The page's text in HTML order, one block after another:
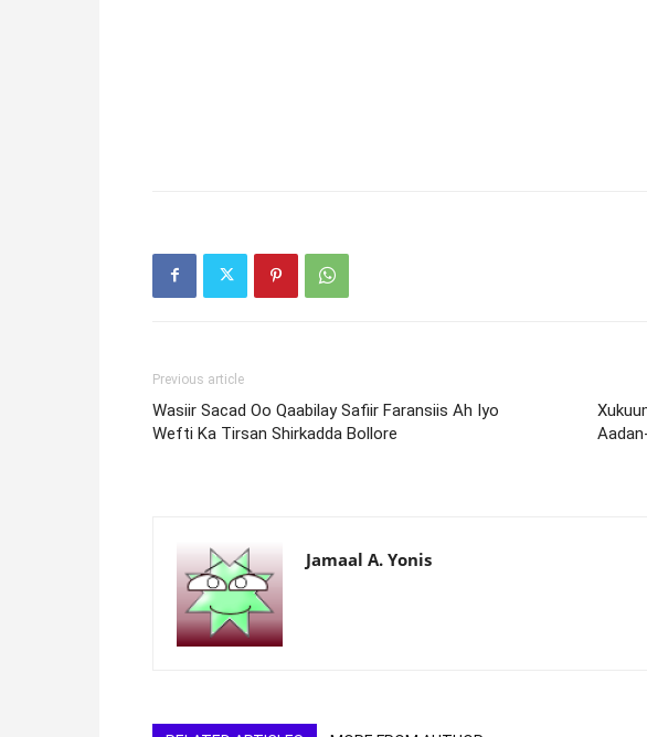
Previous article
Wasiir Sacad Oo Qaabilay Safiir Faransiis Ah Iyo
Wefti Ka Tirsan Shirkadda Bollore
Jamaal A. Yonis